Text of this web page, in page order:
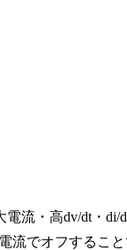
流・高dv/dt・di/
流でオフするこ